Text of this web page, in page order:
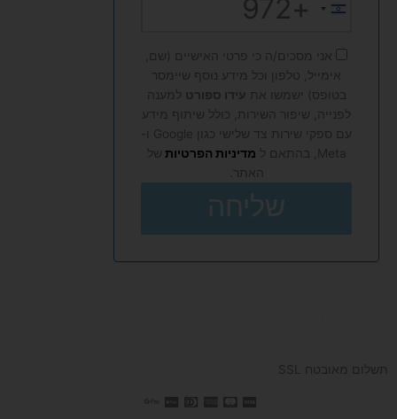
Israel
+972
אני מסכים/ה כי פרטי האישיים (שם,
אימייל, טלפון וכל מידע נוסף שיימסר
בטופס) ישמשו את עידו ספורט למענה
לפנייה, שיפור השירות, כולל שיתוף מידע
Meta, בהתאם ל
מדיניות הפרטיות של
האתר.
שליחה
תשלום מאובטח SSL